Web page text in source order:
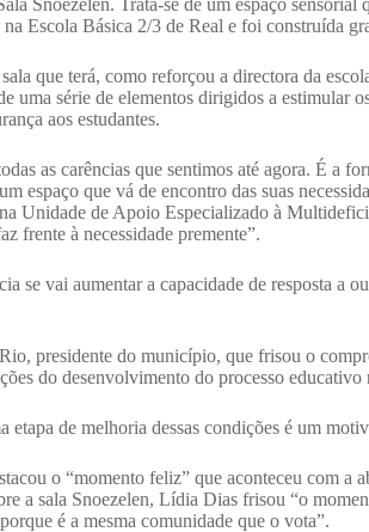
Escola Básica 2/3 de Real e foi construída
que terá, como reforçou a directora da
uma série de elementos dirigidos a estimular
aos estudantes.
as carências que sentimos até agora. É a
espaço que vá de encontro das suas
Unidade de Apoio Especializado à
frente à necessidade premente”.
se vai aumentar a capacidade de resposta a
presidente do município, que frisou o
do desenvolvimento do processo
etapa de melhoria dessas condições é um
o “momento feliz” que aconteceu com a
a sala Snoezelen, Lídia Dias frisou “o
é a mesma comunidade que o vota”.